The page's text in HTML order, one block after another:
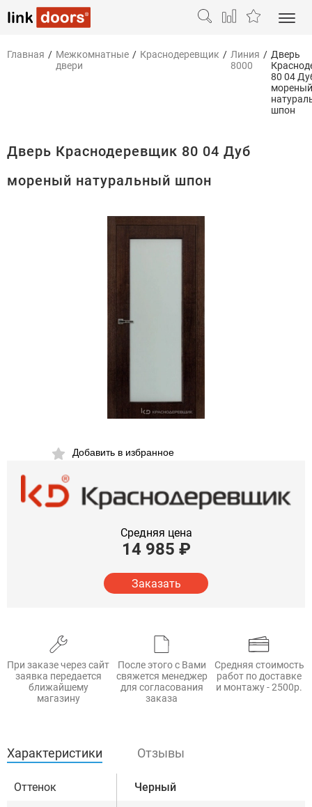
Главная / Межкомнатные
двери
/ Краснодеревщик / Линия
8000
/ Дверь
80 04
мореный
шпон
Дверь Краснодеревщик 80 04 Дуб
мореный натуральный шпон
Добавить в избранное
Средняя цена
14 985 ₽
Заказать
При заказе через сайт
заявка передается
ближайшему
магазину
После этого с Вами
свяжется менеджер
для согласования
заказа
Средняя стоимость
работ по доставке
и монтажу - 2500р.
Характеристики Отзывы
Оттенок Черный